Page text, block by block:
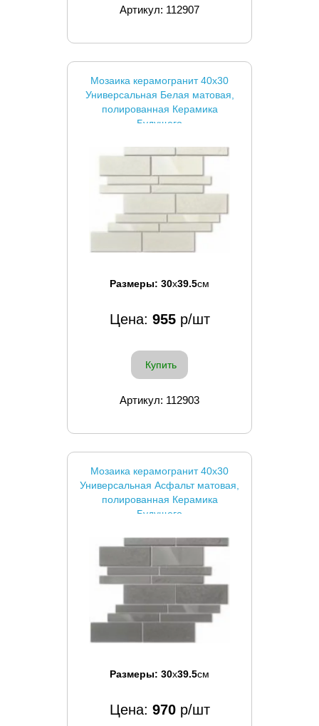
Артикул: 112907
Мозаика керамогранит 40x30
Универсальная Белая матовая,
полированная Керамика
Будущего
Размеры: 30x39.5см
Цена: 955р/шт
Купить
Артикул: 112903
Мозаика керамогранит 40x30
Универсальная Асфальт матовая,
полированная Керамика
Будущего
Размеры: 30x39.5см
Цена: 970р/шт